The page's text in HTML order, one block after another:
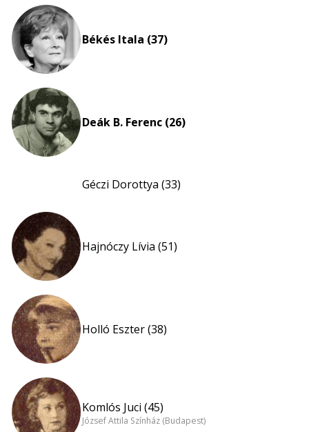
Békés Itala (37)
Deák B. Ferenc (26)
Géczi Dorottya (33)
Hajnóczy Lívia (51)
Holló Eszter (38)
Komlós Juci (45)
József Attila Színház (Budapest)